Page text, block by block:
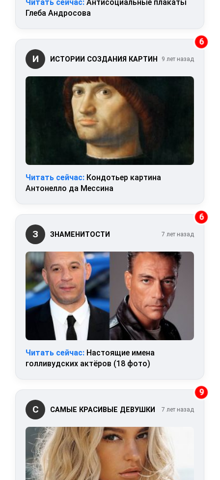
Читать сейчас: Антисоциальные плакаты
Глеба Андросова
6
И ИСТОРИИ СОЗДАНИЯ КАРТИН 9 лет назад
Читать сейчас: Кондотьер картина
Антонелло да Мессина
6
З ЗНАМЕНИТОСТИ 7 лет назад
Читать сейчас: Настоящие имена
голливудских актёров (18 фото)
9
С САМЫЕ КРАСИВЫЕ ДЕВУШКИ 7 лет назад